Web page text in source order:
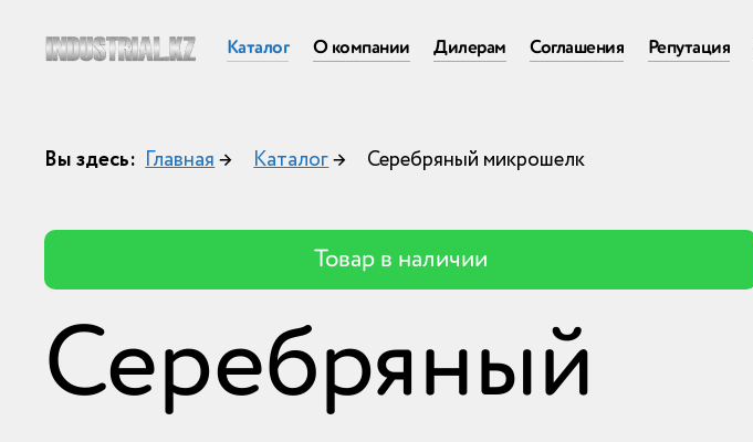
Каталог О компании Дилерам Соглашения Репутация
Вы здесь:Главная→ Каталог→ Серебряный микрошелк
Товар в наличии
Серебряный